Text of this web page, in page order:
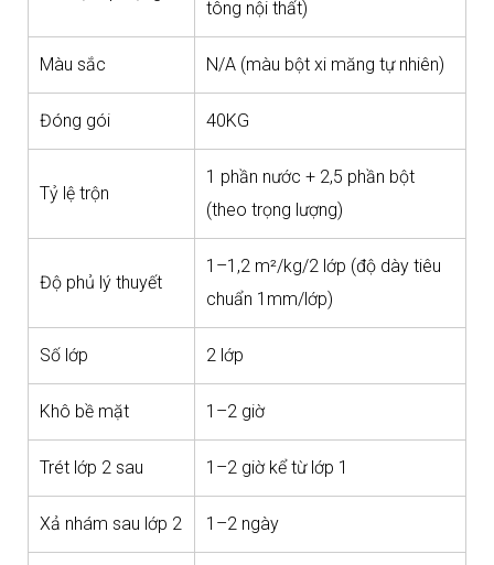
tông nội thất)
Màu sắc N/A (màu bột xi măng tự nhiên)
Đóng gói 40KG
Tỷ lệ trộn
1 phần nước + 2,5 phần bột
(theo trọng lượng)
Độ phủ lý thuyết
1–1,2 m²/kg/2 lớp (độ dày tiêu
chuẩn 1mm/lớp)
Số lớp 2 lớp
Khô bề mặt 1–2 giờ
Trét lớp 2 sau 1–2 giờ kể từ lớp 1
Xả nhám sau lớp 2 1–2 ngày